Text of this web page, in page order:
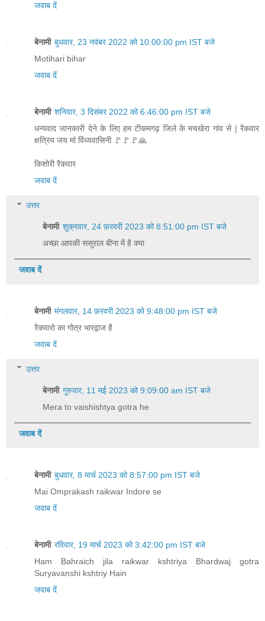
जवाब दें
बेनामी बुधवार, 23 नवंबर 2022 को 10:00:00 pm IST बजे
Motihari bihar
जवाब दें
बेनामी शनिवार, 3 दिसंबर 2022 को 6:46:00 pm IST बजे
धन्यवाद जानकारी देने के लिए हम टीकमगढ़ जिले के मचखेरा गांव से | रैकवार
क्षत्रिय जय मां विंध्यवासिनी 🚩🚩🚩🙏
किशोरी रैकवार
जवाब दें
उत्तर
बेनामी शुक्रवार, 24 फ़रवरी 2023 को 8:51:00 pm IST बजे
अच्छा आपकी ससुराल बीना में है क्या
जवाब दें
बेनामी मंगलवार, 14 फ़रवरी 2023 को 9:48:00 pm IST बजे
रैकवारो का गोत्र भारद्वाज है
जवाब दें
उत्तर
बेनामी गुरुवार, 11 मई 2023 को 9:09:00 am IST बजे
Mera to vaishishtya gotra he
जवाब दें
बेनामी बुधवार, 8 मार्च 2023 को 8:57:00 pm IST बजे
Mai Omprakash raikwar Indore se
जवाब दें
बेनामी रविवार, 19 मार्च 2023 को 3:42:00 pm IST बजे
Ham Bahraich jila raikwar kshtriya Bhardwaj gotra
Suryavanshi kshtriy Hain
जवाब दें